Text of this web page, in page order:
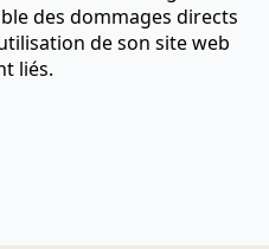
des dommages directs
de son site web
liés.